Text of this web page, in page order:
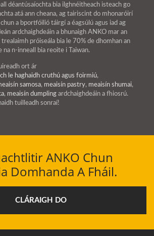
déantúsaíochta bia ilghnéitheach isteach go
atá ann cheana, ag tairiscint do mhonaróirí
a bportfóilió táirgí a éagsúlú agus iad ag
ardchaighdeáin a bhunaigh ANKO mar an
próiseála bia le 70% de dhomhan an
na n-inneall bia reoite i Taiwan.
ort ár
le haghaidh cruthú agus foirmiú,
samosa, meaisín pastry, meaisín shumai,
, meaisín dumpling ardchaighdeáin a fhiosrú.
tuilleadh sonraí!
ANKO Chun
Domhanda A Fháil.
CLÁRAIGH DO